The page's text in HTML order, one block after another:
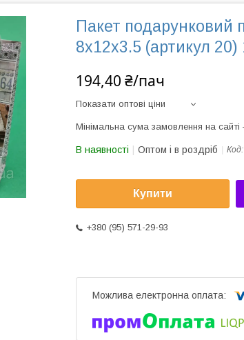
Пакет подарунковий
8х12х3.5 (артикул
194,40 ₴/пач
Показати оптові ціни
Мінімальна сума замовлення на
В наявності Оптом і в роздріб Код:
Купити
+380 (95) 571-29-93